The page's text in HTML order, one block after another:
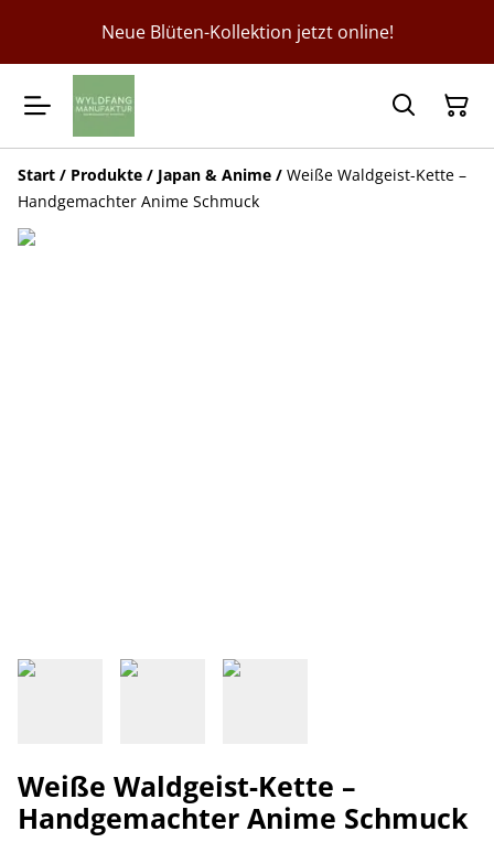
Neue Blüten-Kollektion jetzt online!
Start / Produkte / Japan & Anime / Weiße Waldgeist-Kette –
Handgemachter Anime Schmuck
Weiße Waldgeist-Kette –
Handgemachter Anime Schmuck